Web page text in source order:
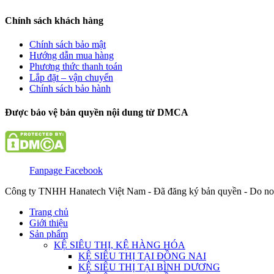
Chính sách khách hàng
Chính sách bảo mật
Hướng dẫn mua hàng
Phương thức thanh toán
Lắp đặt – vận chuyển
Chính sách bảo hành
Được bảo vệ bản quyền nội dung từ DMCA
Fanpage Facebook
Công ty TNHH Hanatech Việt Nam - Đã đăng ký bản quyền - Do
Trang chủ
Giới thiệu
Sản phẩm
KỆ SIÊU THỊ, KỆ HÀNG HÓA
KỆ SIÊU THỊ TẠI ĐỒNG NAI
KỆ SIÊU THỊ TẠI BÌNH DƯƠNG